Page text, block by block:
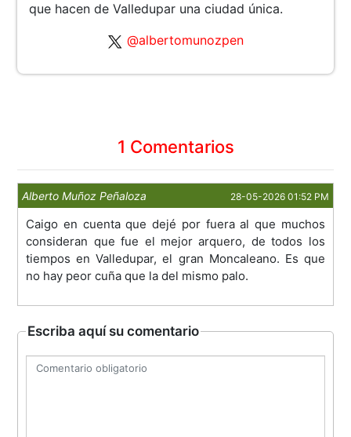
que hacen de Valledupar una ciudad única.
@albertomunozpen
1 Comentarios
Alberto Muñoz Peñaloza 28-05-2026 01:52 PM
Caigo en cuenta que dejé por fuera al que muchos
consideran que fue el mejor arquero, de todos los
tiempos en Valledupar, el gran Moncaleano. Es que
no hay peor cuña que la del mismo palo.
Escriba aquí su comentario